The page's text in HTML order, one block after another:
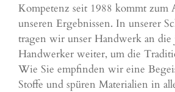
Kompetenz seit 1988 kommt zum
unseren Ergebnissen. In unserer
tragen wir unser Handwerk an die
Handwerker weiter, um die
Wie Sie empfinden wir eine
Stoffe und spüren Materialien in